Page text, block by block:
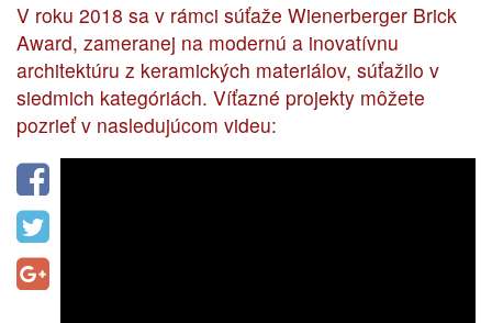
V roku 2018 sa v rámci súťaže Wienerberger Brick
Award, zameranej na modernú a inovatívnu
architektúru z keramických materiálov, súťažilo v
siedmich kategóriách. Víťazné projekty môžete
pozrieť v nasledujúcom videu: